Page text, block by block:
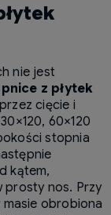
nie jest
z płytek
cięcie i
60×120
stopnia
kątem,
prosty nos. Przy
masie obrobiona